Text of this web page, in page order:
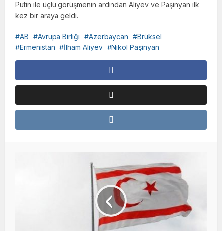
Putin ile üçlü görüşmenin ardından Aliyev ve Paşinyan ilk
kez bir araya geldi.
AB Avrupa Birliği Azerbaycan
Brüksel
Ermenistan
İlham Aliyev Nikol Paşinyan